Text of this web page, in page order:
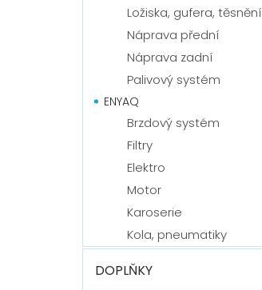
Ložiska, gufera, těsnění
Náprava přední
Náprava zadní
Palivový systém
ENYAQ
Brzdový systém
Filtry
Elektro
Motor
Karoserie
Kola, pneumatiky
DOPLŇKY